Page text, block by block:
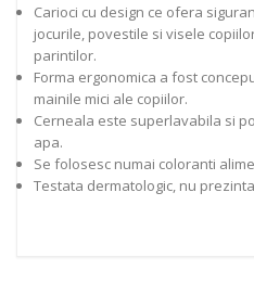
Carioci cu design ce ofera
jocurile, povestile si visele
parintilor.
Forma ergonomica a fost
mainile mici ale copiilor.
Cerneala este superlavabila si
apa.
Se folosesc numai coloranti
Testata dermatologic, nu